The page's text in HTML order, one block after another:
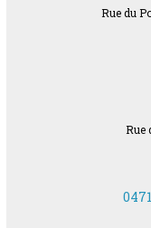
Rue du
Rue